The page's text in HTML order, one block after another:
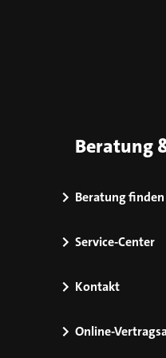
Beratung
Beratung finden
Service-Center
Kontakt
Online-